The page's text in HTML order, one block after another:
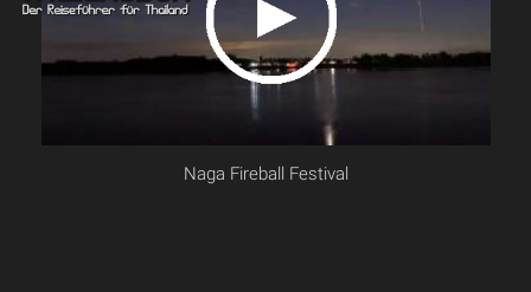
Naga Fireball Festival